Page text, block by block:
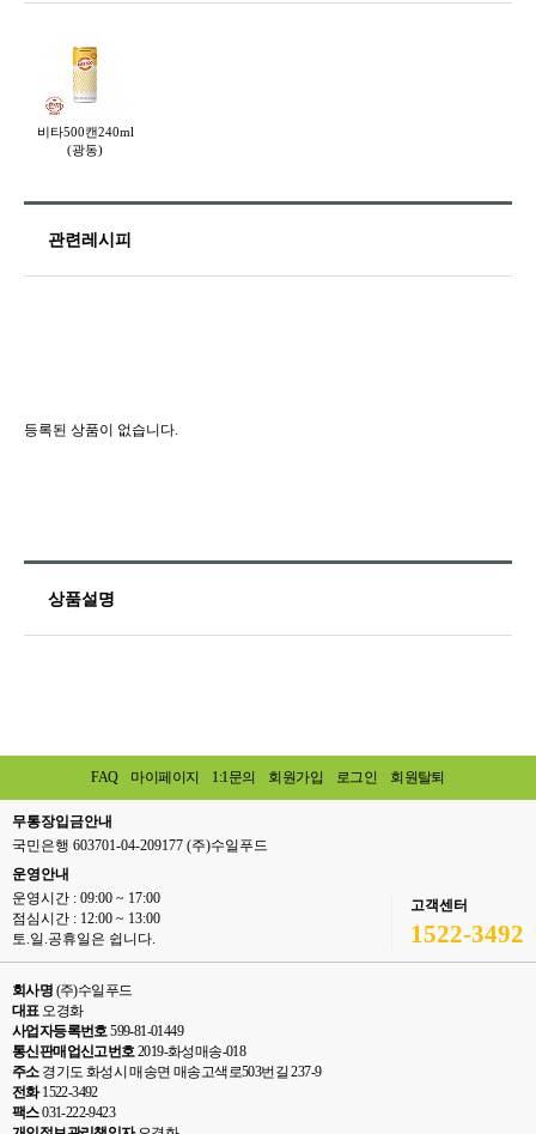
비타500캔240ml
(광동)
관련레시피
등록된 상품이 없습니다.
상품설명
FAQ 마이페이지 1:1문의 회원가입 로그인 회원탈퇴
무통장입금안내
국민은행 603701-04-209177 (주)수일푸드
운영안내
운영시간 : 09:00 ~ 17:00
점심시간 : 12:00 ~ 13:00
토.일.공휴일은 쉽니다.
고객센터
1522-3492
회사명 (주)수일푸드
대표오경화
사업자등록번호599-81-01449
통신판매업신고번호2019-화성매송-018
주소경기도 화성시 매송면 매송고색로503번길 237-9
전화1522-3492
팩스031-222-9423